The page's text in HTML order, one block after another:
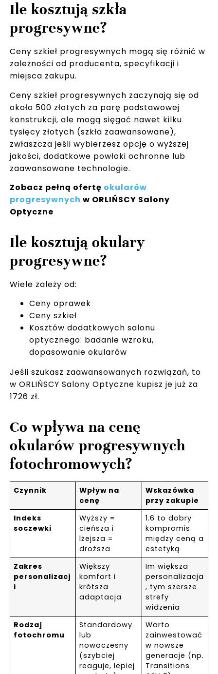
Ile kosztują szkła
progresywne?
Ceny szkieł progresywnych mogą się różnić w
zależności od producenta, specyfikacji i
miejsca zakupu.
Ceny szkieł progresywnych zaczynają się od
około 500 złotych za parę podstawowej
konstrukcji, ale mogą sięgać nawet kilku
tysięcy złotych (szkła zaawansowane),
zwłaszcza jeśli wybierzesz opcję o wyższej
jakości, dodatkowe powłoki ochronne lub
zaawansowane technologie.
Zobacz pełną ofertę okularów
progresywnych w ORLIŃSCY Salony
Optyczne
Ile kosztują okulary
progresywne?
Wiele zależy od:
Ceny oprawek
Ceny szkieł
Kosztów dodatkowych salonu
optycznego: badanie wzroku,
dopasowanie okularów
Jeśli szukasz zaawansowanych rozwiązań, to
w ORLIŃSCY Salony Optyczne kupisz je już za
1726 zł.
Co wpływa na cenę
okularów progresywnych
fotochromowych?
Czynnik
Wpływ na
cenę
Wskazówka
przy zakupie
Indeks
soczewki
Wyższy =
cieńsza i
lżejsza =
droższa
1.6 to dobry
kompromis
między ceną a
estetyką
Zakres
personalizacj
i
Większy
komfort i
krótsza
adaptacja
Im większa
personalizacja
, tym szersze
strefy
widzenia
Rodzaj
fotochromu
Standardowy
lub
nowoczesny
(szybciej
reaguje, lepiej
Warto
zainwestować
w nowsze
generacje (np.
Transitions